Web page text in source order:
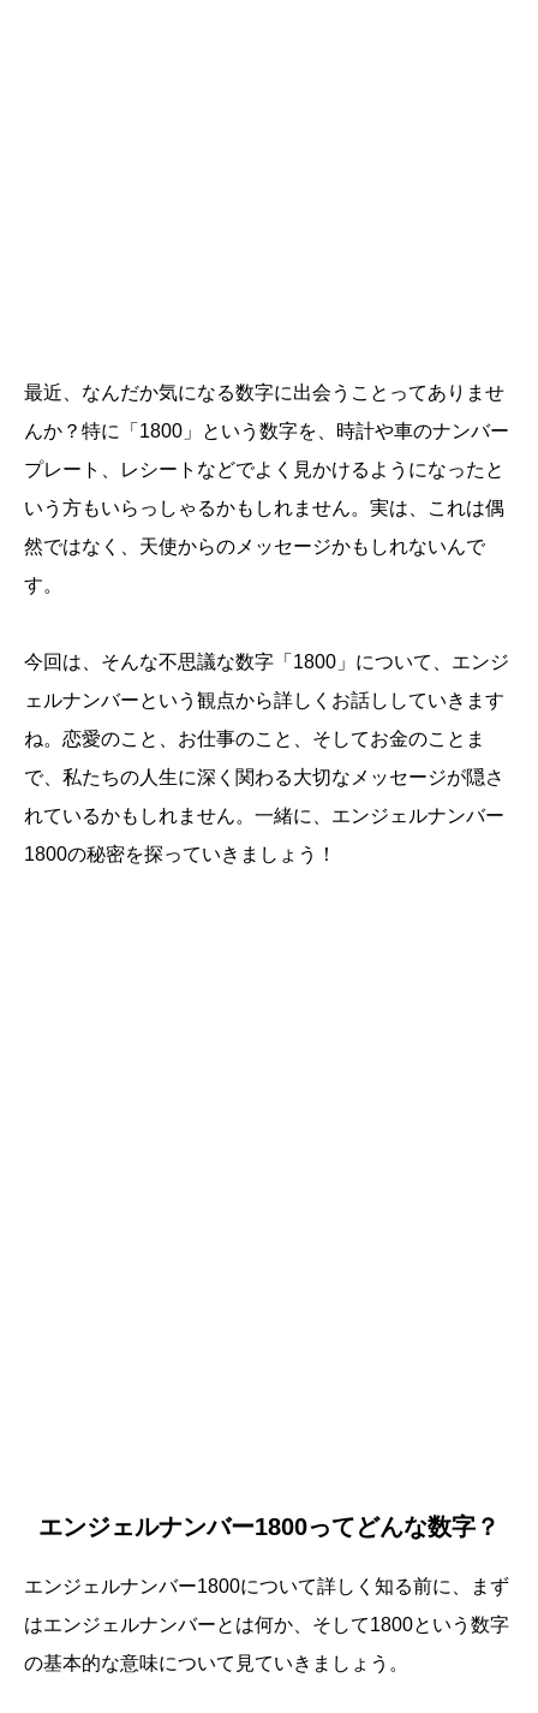
最近、なんだか気になる数字に出会うことってありませ
んか？特に「1800」という数字を、時計や車のナンバー
プレート、レシートなどでよく見かけるようになったと
いう方もいらっしゃるかもしれません。実は、これは偶
然ではなく、天使からのメッセージかもしれないんで
す。
今回は、そんな不思議な数字「1800」について、エンジ
ェルナンバーという観点から詳しくお話ししていきます
ね。恋愛のこと、お仕事のこと、そしてお金のことま
で、私たちの人生に深く関わる大切なメッセージが隠さ
れているかもしれません。一緒に、エンジェルナンバー
1800の秘密を探っていきましょう！
エンジェルナンバー1800ってどんな数字？
エンジェルナンバー1800について詳しく知る前に、まず
はエンジェルナンバーとは何か、そして1800という数字
の基本的な意味について見ていきましょう。